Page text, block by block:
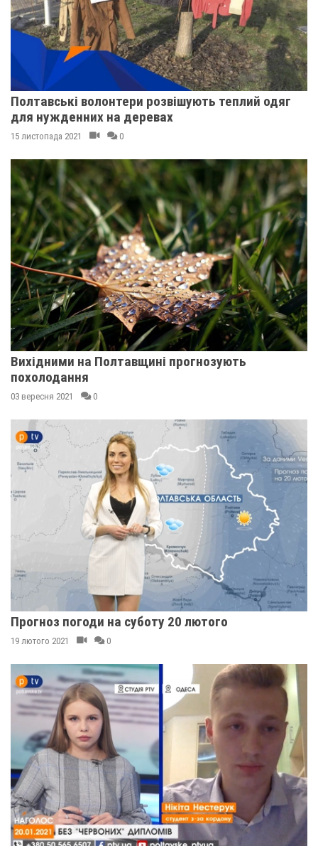
Полтавські волонтери розвішують теплий одяг
для нужденних на деревах
15 листопада 2021 0
Вихідними на Полтавщині прогнозують
похолодання
03 вересня 2021 0
Прогноз погоди на суботу 20 лютого
19 лютого 2021 0